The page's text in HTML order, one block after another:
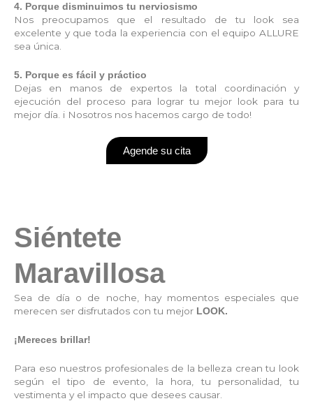
4. Porque disminuimos tu nerviosismo
Nos preocupamos que el resultado de tu look sea
excelente y que toda la experiencia con el equipo ALLURE
sea única.
5. Porque es fácil y práctico
Dejas en manos de expertos la total coordinación y
ejecución del proceso para lograr tu mejor look para tu
mejor día. i Nosotros nos hacemos cargo de todo!
Agende su cita
Siéntete
Maravillosa
Sea de día o de noche, hay momentos especiales que
merecen ser disfrutados con tu mejor LOOK.
¡Mereces brillar!
Para eso nuestros profesionales de la belleza crean tu look
según el tipo de evento, la hora, tu personalidad, tu
vestimenta y el impacto que desees causar.